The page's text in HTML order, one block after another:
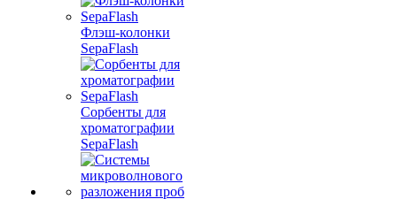
Флэш-колонки
SepaFlash
Сорбенты для
хроматографии
SepaFlash